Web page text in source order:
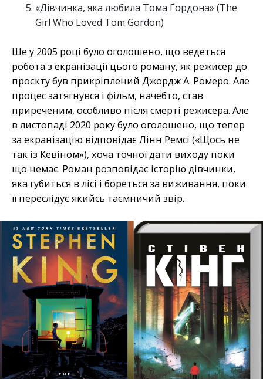
«Дівчинка, яка любила Тома Ґордона» (The
Girl Who Loved Tom Gordon)
Ще у 2005 році було оголошено, що ведеться
робота з екранізації цього роману, як режисер до
проєкту був прикріплений Джордж А. Ромеро. Але
процес затягнувся і фільм, начебто, став
приреченим, особливо після смерті режисера. Але
в листопаді 2020 року було оголошено, що тепер
за екранізацію відповідає Лінн Ремсі («Щось не
так із Кевіном»), хоча точної дати виходу поки
що немає. Роман розповідає історію дівчинки,
яка губиться в лісі і бореться за виживання, поки
її переслідує якийсь таємничий звір.